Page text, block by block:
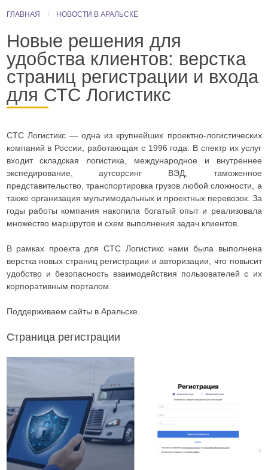
ГЛАВНАЯ НОВОСТИ В АРАЛЬСКЕ
Новые решения для
удобства клиентов: верстка
страниц регистрации и входа
для СТС Логистикс
СТС Логистикс — одна из крупнейших проектно-логистических
компаний в России, работающая с 1996 года. В спектр их услуг
входит складская логистика, международное и внутреннее
экспедирование, аутсорсинг ВЭД, таможенное
представительство, транспортировка грузов любой сложности, а
также организация мультимодальных и проектных перевозок. За
годы работы компания накопила богатый опыт и реализовала
множество маршрутов и схем выполнения задач клиентов.
В рамках проекта для СТС Логистикс нами была выполнена
верстка новых страниц регистрации и авторизации, что повысит
удобство и безопасность взаимодействия пользователей с их
корпоративным порталом.
Поддерживаем сайты в Аральске.
Страница регистрации